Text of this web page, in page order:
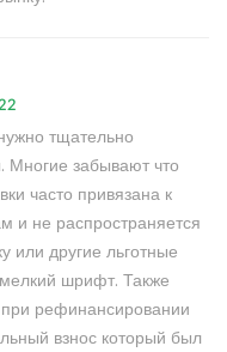
тщательно
Многие забывают что
часто привязана к
и не распространяется
или другие льготные
шрифт. Также
при рефинансировании
взнос который был